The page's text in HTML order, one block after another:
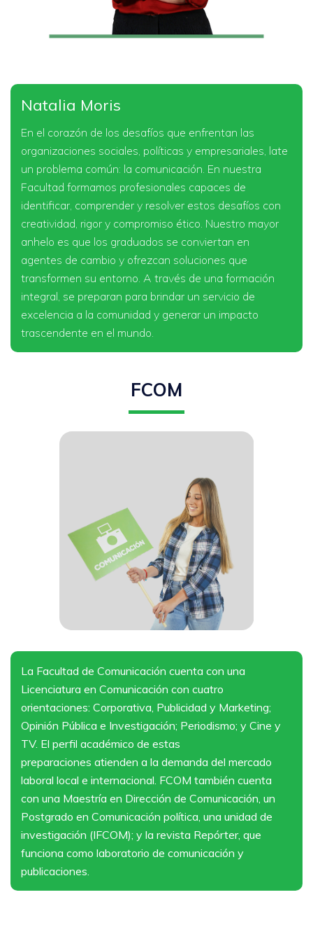
Natalia Moris
En el corazón de los desafíos que enfrentan las
organizaciones sociales, políticas y empresariales, late
un problema común: la comunicación. En nuestra
Facultad formamos profesionales capaces de
identificar, comprender y resolver estos desafíos con
creatividad, rigor y compromiso ético. Nuestro mayor
anhelo es que los graduados se conviertan en
agentes de cambio y ofrezcan soluciones que
transformen su entorno. A través de una formación
integral, se preparan para brindar un servicio de
excelencia a la comunidad y generar un impacto
trascendente en el mundo.
FCOM
La Facultad de Comunicación cuenta con una
Licenciatura en Comunicación con cuatro
orientaciones: Corporativa, Publicidad y Marketing;
Opinión Pública e Investigación; Periodismo; y Cine y
TV. El perfil académico de estas
preparaciones atienden a la demanda del mercado
laboral local e internacional. FCOM también cuenta
con una Maestría en Dirección de Comunicación, un
Postgrado en Comunicación política, una unidad de
investigación (IFCOM); y la revista Repórter, que
funciona como laboratorio de comunicación y
publicaciones.